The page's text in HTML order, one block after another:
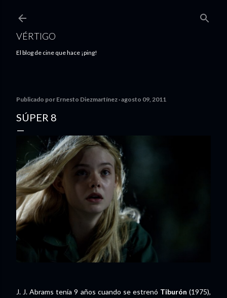
VÉRTIGO
El blog de cine que hace ¡ping!
Publicado por Ernesto Diezmartínez agosto 09, 2011
SÚPER 8
J. J. Abrams tenía 9 años cuando se estrenó Tiburón (1975),